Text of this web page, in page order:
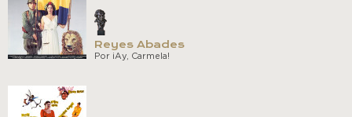
Reyes Abades
Por ¡Ay, Carmela!